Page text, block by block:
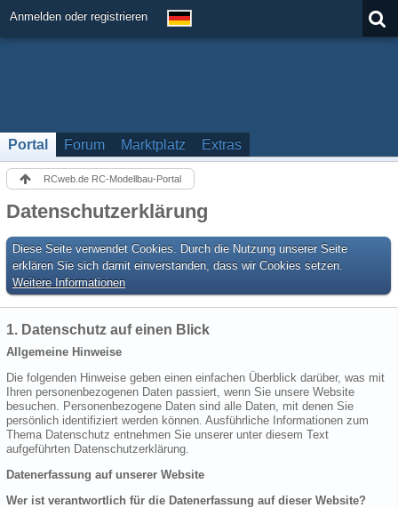
Anmelden oder registrieren
Portal Forum Marktplatz Extras
RCweb.de RC-Modellbau-Portal
Datenschutzerklärung
Diese Seite verwendet Cookies. Durch die Nutzung unserer Seite
erklären Sie sich damit einverstanden, dass wir Cookies setzen.
Weitere Informationen
1. Datenschutz auf einen Blick
Allgemeine Hinweise
Die folgenden Hinweise geben einen einfachen Überblick darüber, was mit
Ihren personenbezogenen Daten passiert, wenn Sie unsere Website
besuchen. Personenbezogene Daten sind alle Daten, mit denen Sie
persönlich identifiziert werden können. Ausführliche Informationen zum
Thema Datenschutz entnehmen Sie unserer unter diesem Text
aufgeführten Datenschutzerklärung.
Datenerfassung auf unserer Website
Wer ist verantwortlich für die Datenerfassung auf dieser Website?